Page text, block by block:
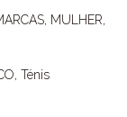
, MULHER,
, Ténis